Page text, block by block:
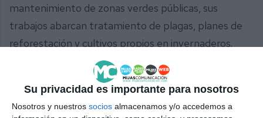
Su privacidad es importante para nosotros
Nosotros y nuestros socios almacenamos y/o accedemos a
mantenimiento de zonas verdes públicas, sus
trabajos abarcan tratamiento de plagas, planes de
reforestación y cultivos propios en invernaderos.
La UTE Inditec-Ituval ya tiene antecedentes de
colaboración en contratos similares relacionados
con el mantenimiento de zonas verdes, entre ellos